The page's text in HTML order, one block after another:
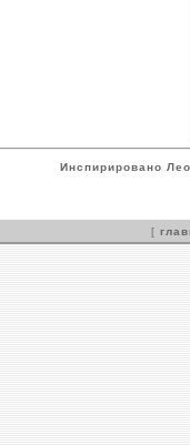
Инспирировано
[